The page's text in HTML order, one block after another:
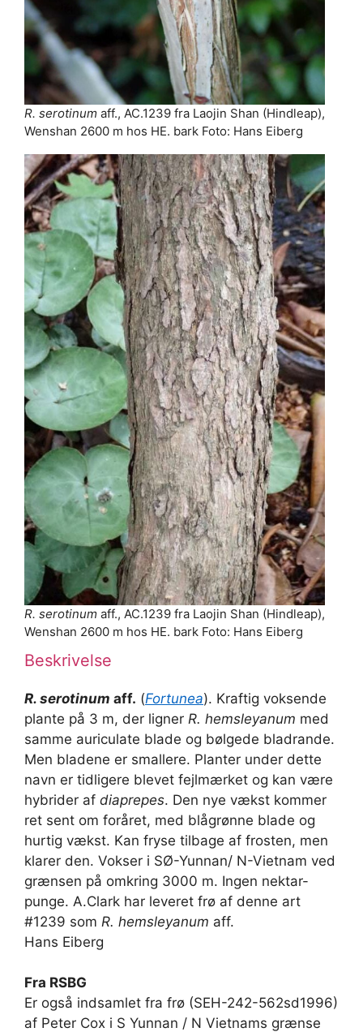
R. serotinum aff., AC.1239 fra Laojin Shan (Hindleap),
Wenshan 2600 m hos HE. bark Foto: Hans Eiberg
R. serotinum aff., AC.1239 fra Laojin Shan (Hindleap),
Wenshan 2600 m hos HE. bark Foto: Hans Eiberg
Beskrivelse
R. serotinum aff. (Fortunea). Kraftig voksende
plante på 3 m, der ligner R. hemsleyanum med
samme auriculate blade og bølgede bladrande.
Men bladene er smallere. Planter under dette
navn er tidligere blevet fejlmærket og kan være
hybrider af diaprepes. Den nye vækst kommer
ret sent om foråret, med blågrønne blade og
hurtig vækst. Kan fryse tilbage af frosten, men
klarer den. Vokser i SØ-Yunnan/ N-Vietnam ved
grænsen på omkring 3000 m. Ingen nektar-
punge. A.Clark har leveret frø af denne art
#1239 som R. hemsleyanum aff.
Hans Eiberg
Fra RSBG
Er også indsamlet fra frø (SEH-242-562sd1996)
af Peter Cox i S Yunnan / N Vietnams grænse